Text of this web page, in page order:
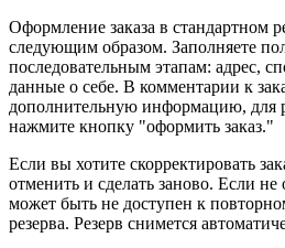
Оформление заказа в стандартном
следующим образом. Заполняете
последовательным этапам: адрес,
данные о себе. В комментарии к
дополнительную информацию, для
нажмите кнопку "оформить заказ."
Если вы хотите скорректировать
отменить и сделать заново. Если не
может быть не доступен к
резерва. Резерв снимется